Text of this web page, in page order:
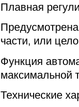
Плавная
части, или
Функция
максимальной
Технические